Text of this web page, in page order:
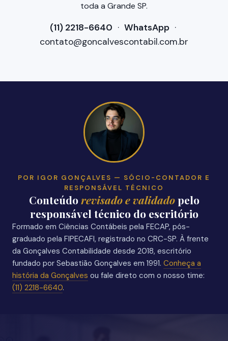
toda a Grande SP.
(11) 2218-6640 · WhatsApp·
contato@goncalvescontabil.com.br
POR IGOR GONÇALVES — SÓCIO-CONTADOR E
RESPONSÁVEL TÉCNICO
Conteúdorevisado e validadopelo
responsável técnico do escritório
Formado em Ciências Contábeis pela FECAP, pós-
graduado pela FIPECAFI, registrado no CRC-SP. À frente
da Gonçalves Contabilidade desde 2018, escritório
fundado por Sebastião Gonçalves em 1991. Conheça a
história da Gonçalves ou fale direto com o nosso time:
(11) 2218-6640.